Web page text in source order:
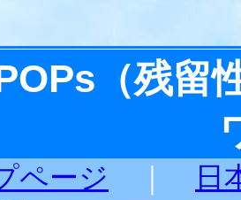
（残留
ページ
日